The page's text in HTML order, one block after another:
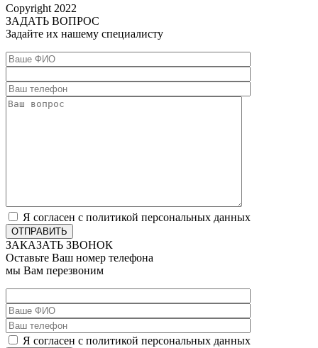
Сopyright 2022
ЗАДАТЬ ВОПРОС
Задайте их нашему специалисту
Я согласен с политикой персональных данных
ОТПРАВИТЬ
ЗАКАЗАТЬ ЗВОНОК
Оставьте Ваш номер телефона
мы Вам перезвоним
Я согласен с политикой персональных данных